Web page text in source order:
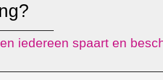
iedereen spaart en